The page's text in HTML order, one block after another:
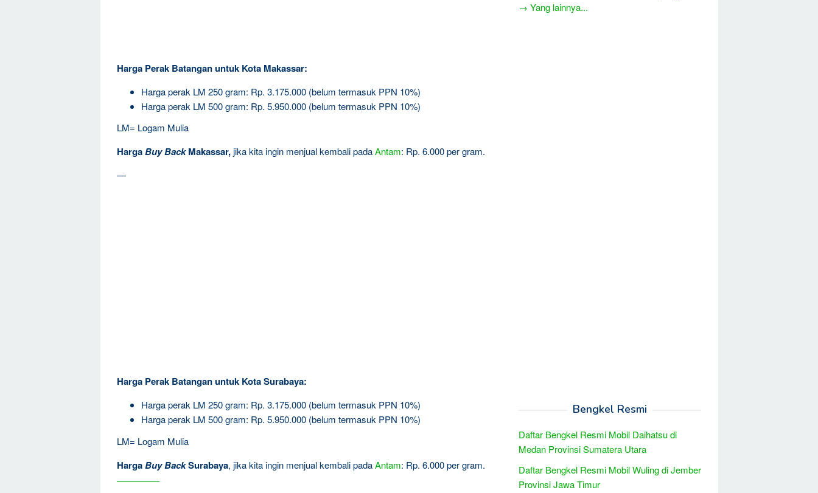
Harga Perak Batangan untuk Kota Makassar:
Harga perak LM 250 gram: Rp. 3.175.000 (belum termasuk PPN 10%)
Harga perak LM 500 gram: Rp. 5.950.000 (belum termasuk PPN 10%)
LM= Logam Mulia
HargaBuy BackMakassar,jika kita ingin menjual kembali padaAntam: Rp. 6.000 per gram.
—
Harga Perak Batangan untuk Kota Surabaya:
Harga perak LM 250 gram: Rp. 3.175.000 (belum termasuk PPN 10%)
Harga perak LM 500 gram: Rp. 5.950.000 (belum termasuk PPN 10%)
LM= Logam Mulia
HargaBuy BackSurabaya, jika kita ingin menjual kembali padaAntam: Rp. 6.000 per gram.
→ Yang lainnya...
Bengkel Resmi
Daftar Bengkel Resmi Mobil Daihatsu di
Medan Provinsi Sumatera Utara
Daftar Bengkel Resmi Mobil Wuling di Jember
Provinsi Jawa Timur